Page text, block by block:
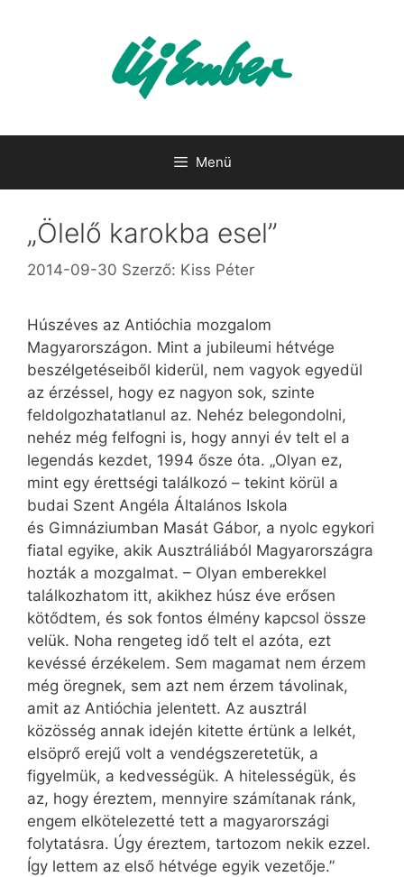
Menü
„Ölelő karokba esel”
2014-09-30 Szerző: Kiss Péter
Húszéves az Antióchia mozgalom
Magyarországon. Mint a jubileumi hétvége
beszélgetéseiből kiderül, nem vagyok egyedül
az érzéssel, hogy ez nagyon sok, szinte
feldolgozhatatlanul az. Nehéz belegondolni,
nehéz még felfogni is, hogy annyi év telt el a
legendás kezdet, 1994 ősze óta. „Olyan ez,
mint egy érettségi találkozó – tekint körül a
budai Szent Angéla Általános Iskola
és Gimnáziumban Masát Gábor, a nyolc egykori
fiatal egyike, akik Ausztráliából Magyarországra
hozták a mozgalmat. – Olyan emberekkel
találkozhatom itt, akikhez húsz éve erősen
kötődtem, és sok fontos élmény kapcsol össze
velük. Noha rengeteg idő telt el azóta, ezt
kevéssé érzékelem. Sem magamat nem érzem
még öregnek, sem azt nem érzem távolinak,
amit az An­tióchia jelentett. Az ausztrál
közösség annak idején kitette értünk a lelkét,
elsöprő erejű volt a vendégszeretetük, a
figyelmük, a kedvességük. A hitelességük, és
az, hogy éreztem, mennyire számítanak ránk,
engem elkötelezetté tett a magyarországi
folytatásra. Úgy éreztem, tartozom nekik ezzel.
Így lettem az első hétvége egyik vezetője.”